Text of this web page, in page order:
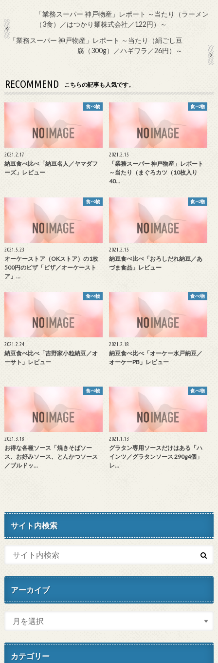
「業務スーパー 神戸物産」レポート ～当たり（ラーメン
（3食）／はつかり麺株式会社／122円）～
「業務スーパー 神戸物産」レポート ～当たり（絹ごし豆
腐（300g）／ハギワラ／26円）～
RECOMMEND こちらの記事も人気です。
食べ物
2021.2.17
納豆食べ比べ「納豆名人／ヤマダフ
ーズ」レビュー
食べ物
2021.2.15
「業務スーパー 神戸物産」レポート
～当たり（まぐろカツ（10枚入り
40…
食べ物
2021.5.23
オーケーストア（OKストア）の1枚
500円のピザ「ピザ／オーケースト
ア」…
食べ物
2021.2.15
納豆食べ比べ「おろしだれ納豆／あ
づま食品」レビュー
食べ物
2021.2.24
納豆食べ比べ「吉野家小粒納豆／オ
ーサト」レビュー
食べ物
2021.2.18
納豆食べ比べ「オーケー水戸納豆／
オーケーPB」レビュー
食べ物
2021.3.18
お得な各種ソース「焼きそばソー
ス、お好みソース、とんかつソース
／ブルドッ…
食べ物
2021.1.13
グラタン専用ソースだけはある「ハ
インツ／グラタンソース 290g4個」
レ…
サイト内検索
アーカイブ
カテゴリー